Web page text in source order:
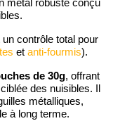
métal robuste conçu
contrôle total pour
et anti-fourmis).
de 30g, offrant
des nuisibles. Il
métalliques,
à long terme.